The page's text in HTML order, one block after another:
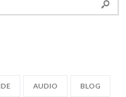
AUDIO BLOG